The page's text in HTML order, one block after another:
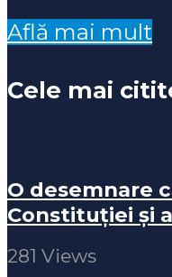
Află mai mult
Cele mai
O desemnare
Constituției și
281 Views